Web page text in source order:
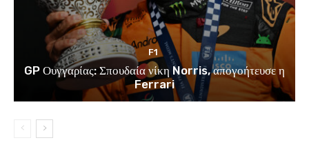
F1
GP Ουγγαρίας: Σπουδαία νίκη Norris, απογοήτευσε η
Ferrari